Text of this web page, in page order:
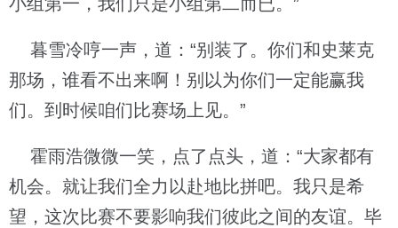
暮雪冷哼一声，道：“别装了。你们和史莱克
那场，谁看不出来啊！别以为你们一定能赢我
们。到时候咱们比赛场上见。”
霍雨浩微微一笑，点了点头，道：“大家都有
机会。就让我们全力以赴地比拼吧。我只是希
望，这次比赛不要影响我们彼此之间的友谊。毕